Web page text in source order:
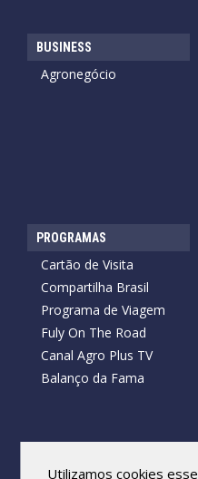
BUSINESS
Agronegócio
PROGRAMAS
Cartão de Visita
Compartilha Brasil
Programa de Viagem
Fuly On The Road
Canal Agro Plus TV
Balanço da Fama
Todos os
Utilizamos cookies